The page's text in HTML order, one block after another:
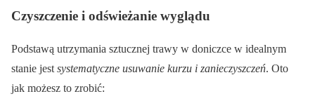
Czyszczenie i odświeżanie wyglądu
Podstawą utrzymania sztucznej trawy w doniczce w idealnym
stanie jest systematyczne usuwanie kurzu i zanieczyszczeń. Oto
jak możesz to zrobić: